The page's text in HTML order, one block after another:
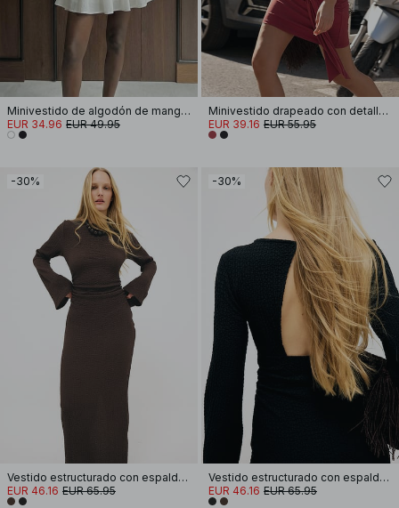
Minivestido de algodón de manga larga con canesú
EUR 34.96 EUR 49.95
Minivestido drapeado con detalle de hebilla
EUR 39.16 EUR 55.95
-30%
Vestido estructurado con espalda abierta
EUR 46.16 EUR 65.95
-30%
Vestido estructurado con espalda abierta
EUR 46.16 EUR 65.95